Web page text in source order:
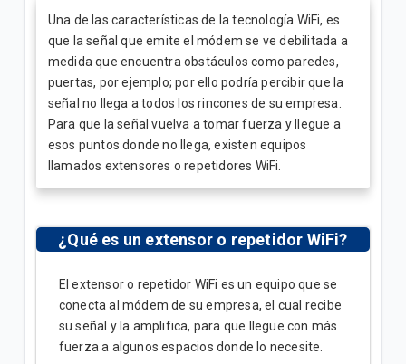
VER MÁS
Una de las características de la tecnología WiFi, es
que la señal que emite el módem se ve debilitada a
medida que encuentra obstáculos como paredes,
puertas, por ejemplo; por ello podría percibir que la
señal no llega a todos los rincones de su empresa.
Para que la señal vuelva a tomar fuerza y llegue a
esos puntos donde no llega, existen equipos
llamados extensores o repetidores WiFi.
¿Qué es un extensor o repetidor WiFi?
El extensor o repetidor WiFi es un equipo que se
conecta al módem de su empresa, el cual recibe
su señal y la amplifica, para que llegue con más
fuerza a algunos espacios donde lo necesite.